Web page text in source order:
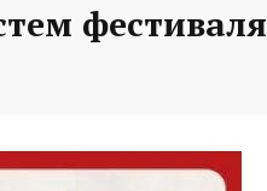
фестиваля